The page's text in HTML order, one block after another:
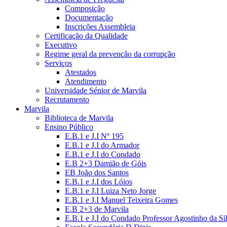
Composição
Documentação
Inscrições Assembleia
Certificação da Qualidade
Executivo
Regime geral da prevenção da corrupção
Serviços
Atestados
Atendimento
Universidade Sénior de Marvila
Recrutamento
Marvila
Biblioteca de Marvila
Ensino Público
E.B.1 e J.I Nº 195
E.B.1 e J.I do Armador
E.B.1 e J.I do Condado
E.B 2+3 Damião de Góis
EB João dos Santos
E.B.1 e J.I dos Lóios
E.B.1 e J.I Luiza Neto Jorge
E.B.1 e J.I Manuel Teixeira Gomes
E.B 2+3 de Marvila
E.B.1 e J.I do Condado Professor Agostinho da